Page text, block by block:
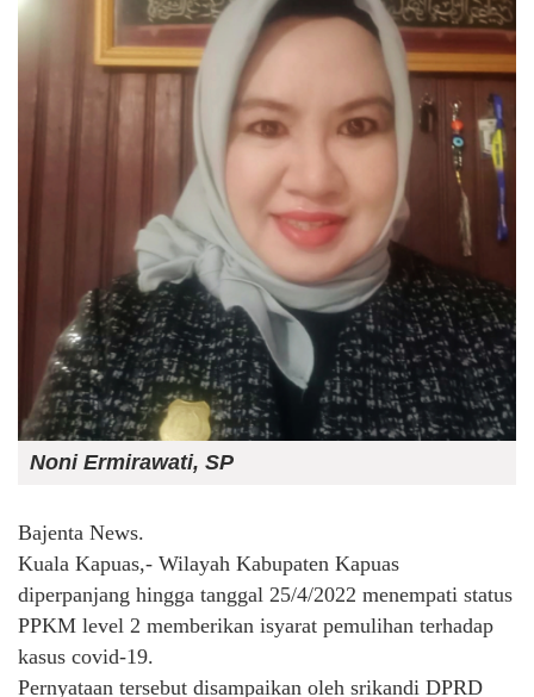
Noni Ermirawati, SP
Bajenta News.
Kuala Kapuas,- Wilayah Kabupaten Kapuas
diperpanjang hingga tanggal 25/4/2022 menempati status
PPKM level 2 memberikan isyarat pemulihan terhadap
kasus covid-19.
Pernyataan tersebut disampaikan oleh srikandi DPRD